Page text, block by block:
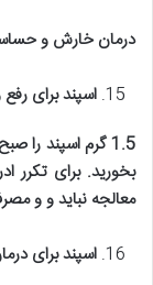
درمان خارش و
اسپند برای
1.5گرم اسپند را
بخورید. برای تکرر
معالجه نباید و و
اسپند برای